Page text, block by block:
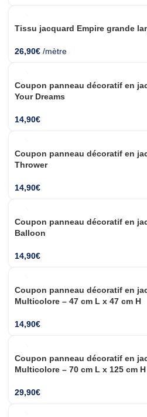
Tissu jacquard Empire grande
26,90€ /mètre
Coupon panneau décoratif en
Your Dreams
14,90€
Coupon panneau décoratif en
Thrower
14,90€
Coupon panneau décoratif en
Balloon
14,90€
Coupon panneau décoratif en
Multicolore – 47 cm L x 47 cm H
14,90€
Coupon panneau décoratif en
Multicolore – 70 cm L x 125 cm H
29,90€